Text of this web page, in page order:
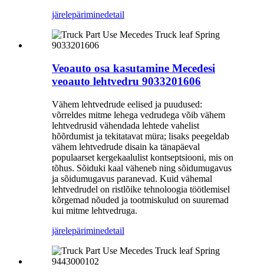
järelepäriminedetail
Veoauto osa kasutamine Mecedesi
veoauto lehtvedru 9033201606
Vähem lehtvedrude eelised ja puudused:
võrreldes mitme lehega vedrudega võib vähem
lehtvedrusid vähendada lehtede vahelist
hõõrdumist ja tekitatavat müra; lisaks peegeldab
vähem lehtvedrude disain ka tänapäeval
populaarset kergekaalulist kontseptsiooni, mis on
tõhus. Sõiduki kaal väheneb ning sõidumugavus
ja sõidumugavus paranevad. Kuid vähemal
lehtvedrudel on ristlõike tehnoloogia töötlemisel
kõrgemad nõuded ja tootmiskulud on suuremad
kui mitme lehtvedruga.
järelepäriminedetail